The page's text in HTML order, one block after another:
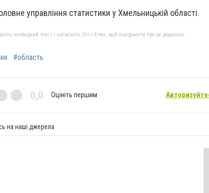
управлiння статистики у Хмельницькій областi.
необхідний текст і натисніть Ctrl + Enter, щоб повідомити про це редакцію
#область
0,0 Оцініть першим
на наші джерела